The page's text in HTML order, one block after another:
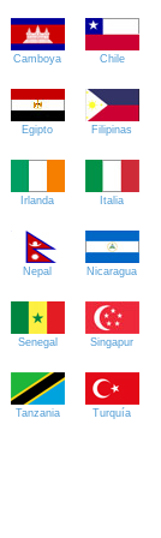
Camboya Chile
Egipto Filipinas
Irlanda Italia
Nepal Nicaragua
Senegal Singapur
Tanzania Turquía